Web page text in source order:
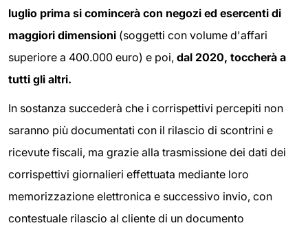
luglio prima si comincerà con negozi ed esercenti di
maggiori dimensioni (soggetti con volume d'affari
superiore a 400.000 euro) e poi, dal 2020, toccherà a
tutti gli altri.
In sostanza succederà che i corrispettivi percepiti non
saranno più documentati con il rilascio di scontrini e
ricevute fiscali, ma grazie alla trasmissione dei dati dei
corrispettivi giornalieri effettuata mediante loro
memorizzazione elettronica e successivo invio, con
contestuale rilascio al cliente di un documento